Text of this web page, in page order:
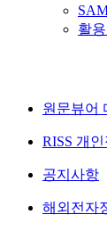
활
원문뷰어
RISS 개
공지사항
해외전자